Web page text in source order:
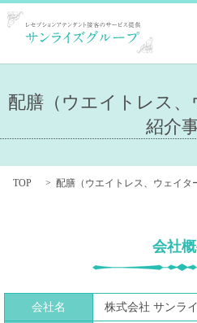
配膳（ウエイトレス
紹介
TOP 配膳（ウエイトレス、ウェイタ
会社
会社名 株式会社 サンラ